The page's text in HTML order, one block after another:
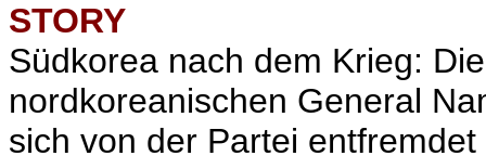
STORY
Südkorea nach dem Krieg:
nordkoreanischen General
sich von der Partei